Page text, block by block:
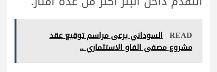
READ السوداني يرعى مراسم توقيع عقد
مشروع مصفى الفاو الاستثماري ..